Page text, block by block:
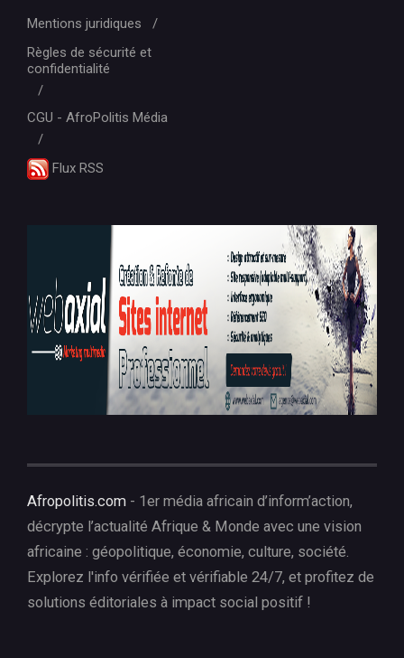
Mentions juridiques
Règles de sécurité et
confidentialité
CGU - AfroPolitis Média
Flux RSS
Afropolitis.com - 1er média africain d’inform’action,
décrypte l’actualité Afrique & Monde avec une vision
africaine : géopolitique, économie, culture, société.
Explorez l'info vérifiée et vérifiable 24/7, et profitez de
solutions éditoriales à impact social positif !